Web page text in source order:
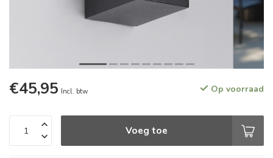
€45,95 Incl. btw Op voorraad
Voeg toe